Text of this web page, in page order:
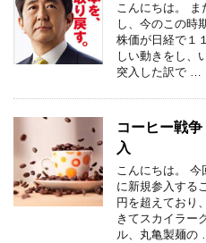
こんにちは。 ま
し、今のこの時
株価が日経で１
しい動きをし、
突入した訳で …
コーヒー戦
入
こんにちは。 今
に新規参入する
円を超えており
きてスカイラー
ル、丸亀製麺の